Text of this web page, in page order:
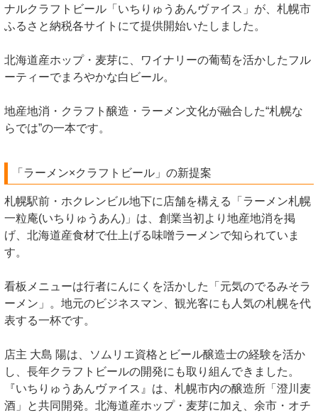
ナルクラフトビール「いちりゅうあんヴァイス」が、札幌市
ふるさと納税各サイトにて提供開始いたしました。
北海道産ホップ・麦芽に、ワイナリーの葡萄を活かしたフル
ーティーでまろやかな白ビール。
地産地消・クラフト醸造・ラーメン文化が融合した“札幌な
らでは”の一本です。
「ラーメン×クラフトビール」の新提案
札幌駅前・ホクレンビル地下に店舗を構える「ラーメン札幌
一粒庵(いちりゅうあん)」は、創業当初より地産地消を掲
げ、北海道産食材で仕上げる味噌ラーメンで知られていま
す。
看板メニューは行者にんにくを活かした「元気のでるみそラ
ーメン」。地元のビジネスマン、観光客にも人気の札幌を代
表する一杯です。
店主 大島 陽は、ソムリエ資格とビール醸造士の経験を活か
し、長年クラフトビールの開発にも取り組んできました。
『いちりゅうあんヴァイス』は、札幌市内の醸造所「澄川麦
酒」と共同開発。北海道産ホップ・麦芽に加え、余市・オチ